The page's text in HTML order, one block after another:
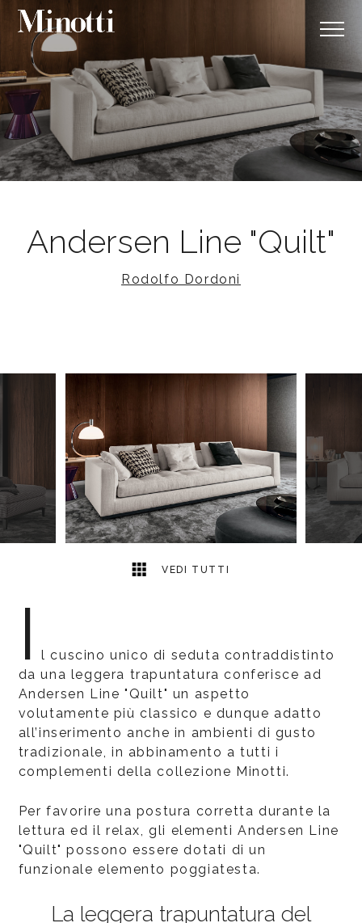
Andersen Line "Quilt"
Rodolfo Dordoni
VEDI TUTTI
2
I
l cuscino unico di seduta contraddistinto
da una leggera trapuntatura conferisce ad
Andersen Line "Quilt" un aspetto
volutamente più classico e dunque adatto
all’inserimento anche in ambienti di gusto
tradizionale, in abbinamento a tutti i
complementi della collezione Minotti.
Per favorire una postura corretta durante la
lettura ed il relax, gli elementi Andersen Line
"Quilt" possono essere dotati di un
funzionale elemento poggiatesta.
La leggera trapuntatura del